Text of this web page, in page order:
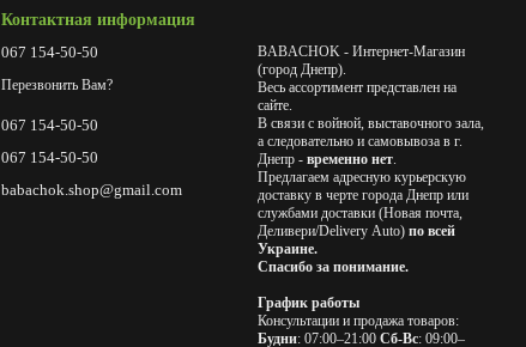
Контактная информация
067 154-50-50
Перезвонить Вам?
067 154-50-50
067 154-50-50
babachok.shop@gmail.com
BABACHOK - Интернет-Магазин
(город Днепр).
Весь ассортимент представлен на
сайте.
В связи с войной, выставочного зала,
а следовательно и самовывоза в г.
Днепр - временно нет.
Предлагаем адресную курьерскую
доставку в черте города Днепр или
службами доставки (Новая почта,
Деливери/Delivery Auto) по всей
Украине.
Спасибо за понимание.
График работы
Консультации и продажа товаров:
Будни: 07:00–21:00 Сб-Вс: 09:00–